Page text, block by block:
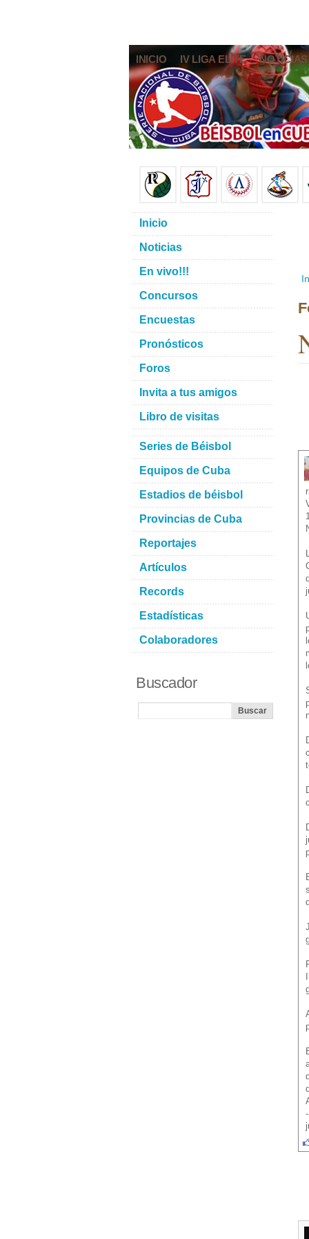
INICIO IV LIGA ELITE NOTICIAS
Inicio
Noticias
En vivo!!!
Concursos
Encuestas
Pronósticos
Foros
Invita a tus amigos
Libro de visitas
Series de Béisbol
Equipos de Cuba
Estadios de béisbol
Provincias de Cuba
Reportajes
Artículos
Records
Estadísticas
Colaboradores
Buscador